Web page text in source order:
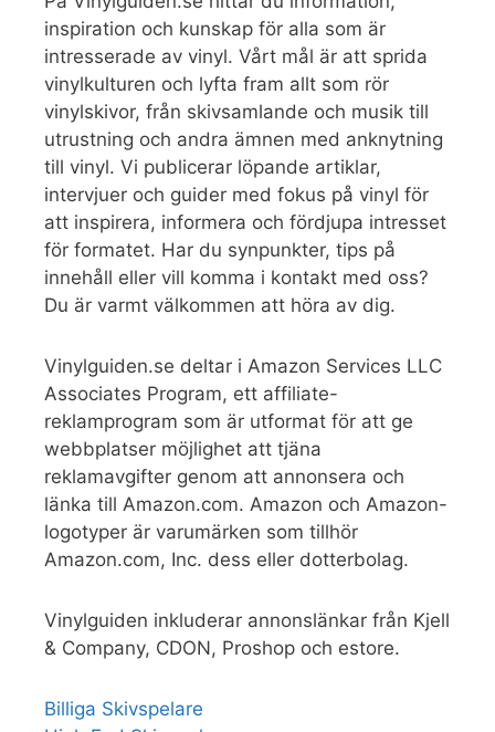
inspiration och kunskap för alla som är
intresserade av vinyl. Vårt mål är att sprida
vinylkulturen och lyfta fram allt som rör
vinylskivor, från skivsamlande och musik till
utrustning och andra ämnen med anknytning
till vinyl. Vi publicerar löpande artiklar,
intervjuer och guider med fokus på vinyl för
att inspirera, informera och fördjupa intresset
för formatet. Har du synpunkter, tips på
innehåll eller vill komma i kontakt med oss?
Du är varmt välkommen att höra av dig.
Vinylguiden.se deltar i Amazon Services LLC
Associates Program, ett affiliate-
reklamprogram som är utformat för att ge
webbplatser möjlighet att tjäna
reklamavgifter genom att annonsera och
länka till Amazon.com. Amazon och Amazon-
logotyper är varumärken som tillhör
Amazon.com, Inc. dess eller dotterbolag.
Vinylguiden inkluderar annonslänkar från Kjell
& Company, CDON, Proshop och estore.
Billiga Skivspelare